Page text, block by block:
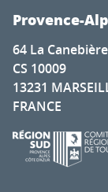
Provence-
64 La Canebière
CS 10009
13231
FRANCE